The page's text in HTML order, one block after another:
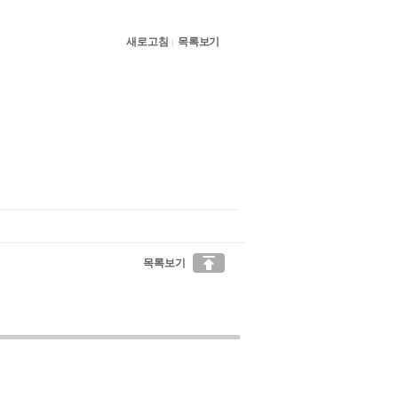
새로고침 | 목록보기
목록보기 